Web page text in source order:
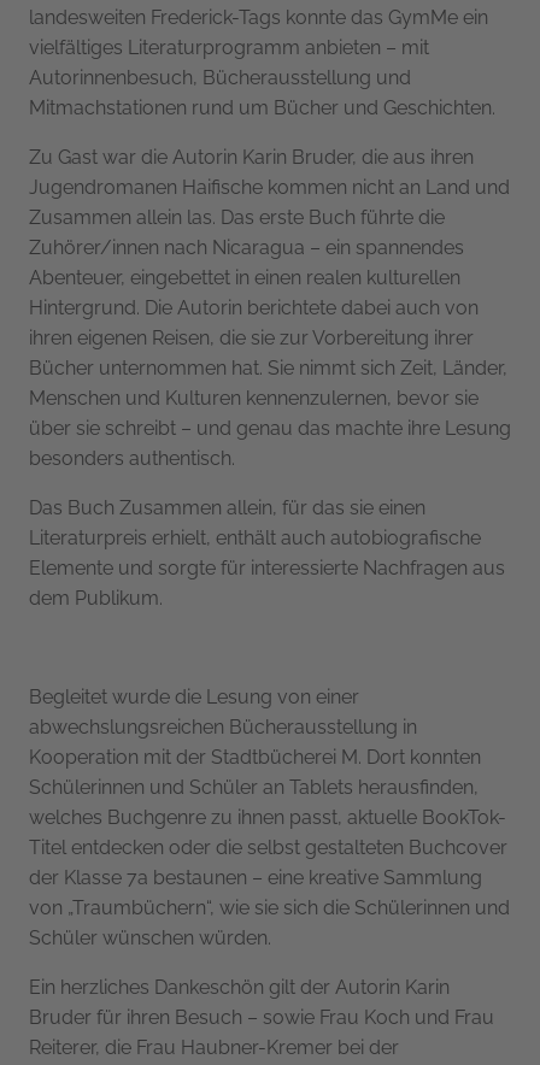
landesweiten Frederick-Tags konnte das GymMe ein
vielfältiges Literaturprogramm anbieten – mit
Autorinnenbesuch, Bücherausstellung und
Mitmachstationen rund um Bücher und Geschichten.
Zu Gast war die Autorin Karin Bruder, die aus ihren
Jugendromanen Haifische kommen nicht an Land und
Zusammen allein las. Das erste Buch führte die
Zuhörer/innen nach Nicaragua – ein spannendes
Abenteuer, eingebettet in einen realen kulturellen
Hintergrund. Die Autorin berichtete dabei auch von
ihren eigenen Reisen, die sie zur Vorbereitung ihrer
Bücher unternommen hat. Sie nimmt sich Zeit, Länder,
Menschen und Kulturen kennenzulernen, bevor sie
über sie schreibt – und genau das machte ihre Lesung
besonders authentisch.
Das Buch Zusammen allein, für das sie einen
Literaturpreis erhielt, enthält auch autobiografische
Elemente und sorgte für interessierte Nachfragen aus
dem Publikum.
Begleitet wurde die Lesung von einer
abwechslungsreichen Bücherausstellung in
Kooperation mit der Stadtbücherei M. Dort konnten
Schülerinnen und Schüler an Tablets herausfinden,
welches Buchgenre zu ihnen passt, aktuelle BookTok-
Titel entdecken oder die selbst gestalteten Buchcover
der Klasse 7a bestaunen – eine kreative Sammlung
von „Traumbüchern“, wie sie sich die Schülerinnen und
Schüler wünschen würden.
Ein herzliches Dankeschön gilt der Autorin Karin
Bruder für ihren Besuch – sowie Frau Koch und Frau
Reiterer, die Frau Haubner-Kremer bei der